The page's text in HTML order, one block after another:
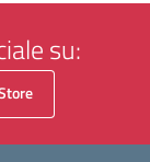
su: